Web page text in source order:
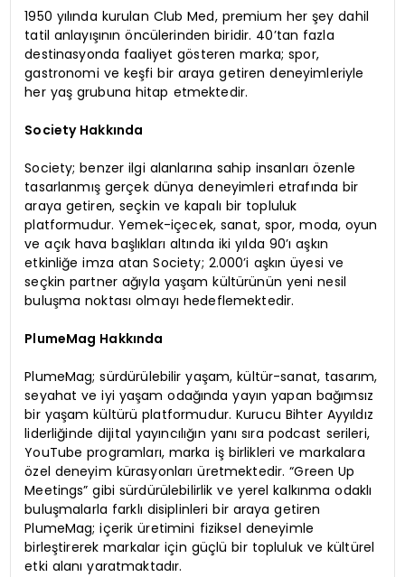
1950 yılında kurulan Club Med, premium her şey dahil
tatil anlayışının öncülerinden biridir. 40’tan fazla
destinasyonda faaliyet gösteren marka; spor,
gastronomi ve keşfi bir araya getiren deneyimleriyle
her yaş grubuna hitap etmektedir.
Society Hakkında
Society; benzer ilgi alanlarına sahip insanları özenle
tasarlanmış gerçek dünya deneyimleri etrafında bir
araya getiren, seçkin ve kapalı bir topluluk
platformudur. Yemek-içecek, sanat, spor, moda, oyun
ve açık hava başlıkları altında iki yılda 90’ı aşkın
etkinliğe imza atan Society; 2.000’i aşkın üyesi ve
seçkin partner ağıyla yaşam kültürünün yeni nesil
buluşma noktası olmayı hedeflemektedir.
PlumeMag Hakkında
PlumeMag; sürdürülebilir yaşam, kültür-sanat, tasarım,
seyahat ve iyi yaşam odağında yayın yapan bağımsız
bir yaşam kültürü platformudur. Kurucu Bihter Ayyıldız
liderliğinde dijital yayıncılığın yanı sıra podcast serileri,
YouTube programları, marka iş birlikleri ve markalara
özel deneyim kürasyonları üretmektedir. “Green Up
Meetings” gibi sürdürülebilirlik ve yerel kalkınma odaklı
buluşmalarla farklı disiplinleri bir araya getiren
PlumeMag; içerik üretimini fiziksel deneyimle
birleştirerek markalar için güçlü bir topluluk ve kültürel
etki alanı yaratmaktadır.